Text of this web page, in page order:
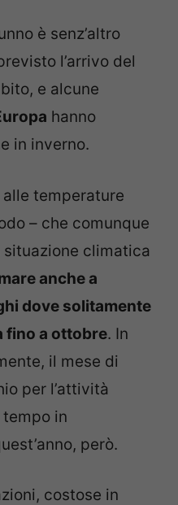
è senz’altro
l’arrivo del
e alcune
hanno
in inverno.
temperature
– che comunque
situazione climatica
anche a
dove solitamente
fino a ottobre. In
il mese di
per l’attività
in
però.
costose in